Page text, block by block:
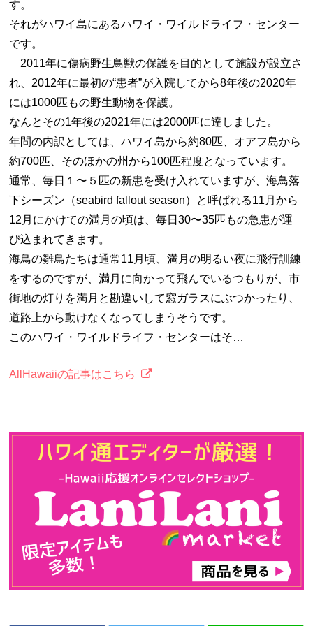
す。
それがハワイ島にあるハワイ・ワイルドライフ・センター
です。
2011年に傷病野生鳥獣の保護を目的として施設が設立さ
れ、2012年に最初の“患者”が入院してから8年後の2020年
には1000匹もの野生動物を保護。
なんとその1年後の2021年には2000匹に達しました。
年間の内訳としては、ハワイ島から約80匹、オアフ島から
約700匹、そのほかの州から100匹程度となっています。
通常、毎日１〜５匹の新患を受け入れていますが、海鳥落
下シーズン（seabird fallout season）と呼ばれる11月から
12月にかけての満月の頃は、毎日30〜35匹もの急患が運
び込まれてきます。
海鳥の雛鳥たちは通常11月頃、満月の明るい夜に飛行訓練
をするのですが、満月に向かって飛んでいるつもりが、市
街地の灯りを満月と勘違いして窓ガラスにぶつかったり、
道路上から動けなくなってしまうそうです。
このハワイ・ワイルドライフ・センターはそ…
AllHawaiiの記事はこちら